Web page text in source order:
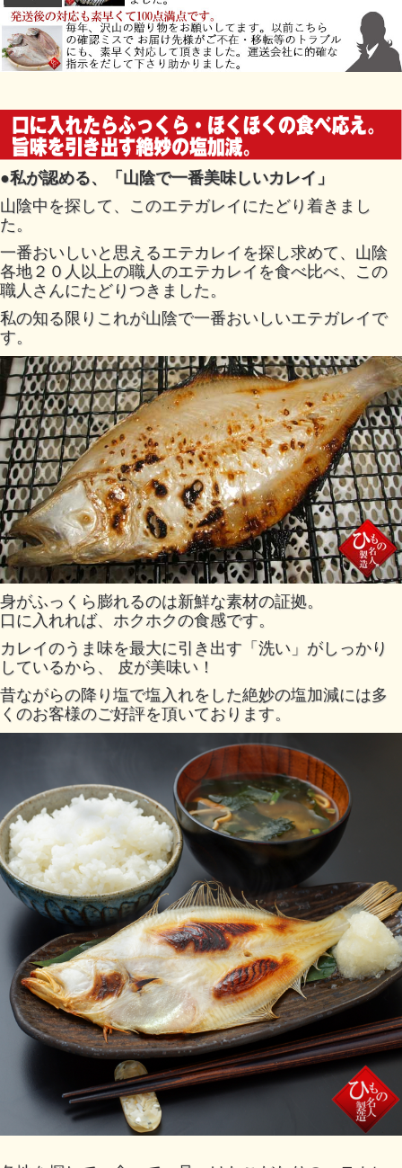
●私が認める、「山陰で一番美味しいカレイ」
山陰中を探して、このエテガレイにたどり着きまし
た。
一番おいしいと思えるエテカレイを探し求めて、山陰
各地２０人以上の職人のエテカレイを食べ比べ、この
職人さんにたどりつきました。
私の知る限りこれが山陰で一番おいしいエテガレイで
す。
身がふっくら膨れるのは新鮮な素材の証拠。
口に入れれば、ホクホクの食感です。
カレイのうま味を最大に引き出す「洗い」がしっかり
しているから、 皮が美味い！
昔ながらの降り塩で塩入れをした絶妙の塩加減には多
くのお客様のご好評を頂いております。